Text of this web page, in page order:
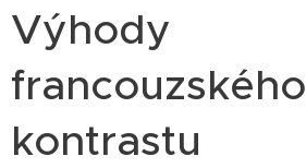
Výhody
francouzského
kontrastu